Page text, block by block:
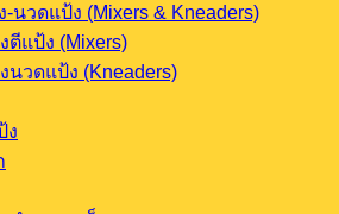
-นวดแป้ง (Mixers & Kneaders)
ตีแป้ง (Mixers)
นวดแป้ง (Kneaders)
ง